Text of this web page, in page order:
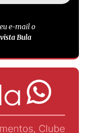
e-mail o
Bula